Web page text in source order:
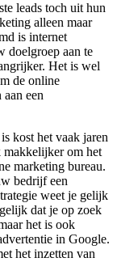
leads toch uit hun
alleen maar
is internet
doelgroep aan te
Het is wel
de online
een
kost het vaak jaren
makkelijker om het
marketing bureau.
bedrijf een
weet je gelijk
dat je op zoek
het is ook
in Google.
het inzetten van